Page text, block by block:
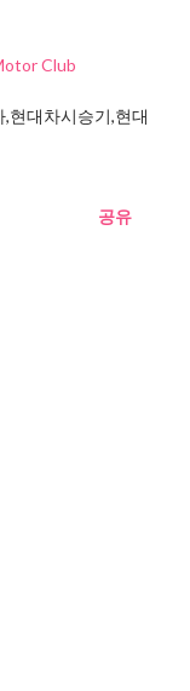
Club
현대차시승기,현대
공유